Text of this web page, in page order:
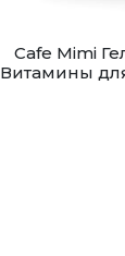
Cafe Mimi
Витамины